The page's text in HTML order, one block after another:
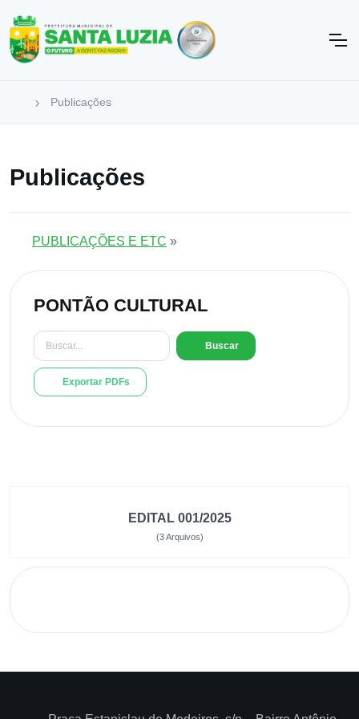
Publicações
Publicações
PUBLICAÇÕES E ETC »
PONTÃO CULTURAL
Buscar
Exportar PDFs
EDITAL 001/2025
(3 Arquivos)